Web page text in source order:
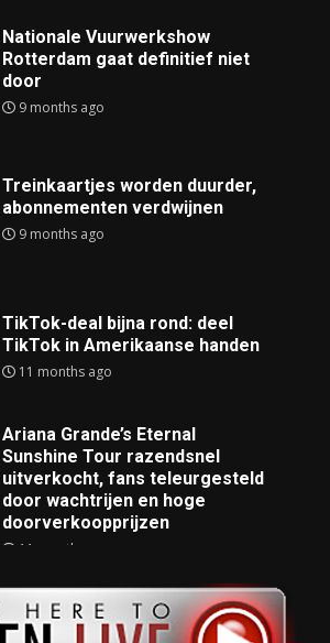
Nationale Vuurwerkshow
Rotterdam gaat definitief niet
door
9 months ago
Treinkaartjes worden duurder,
abonnementen verdwijnen
9 months ago
TikTok-deal bijna rond: deel
TikTok in Amerikaanse handen
11 months ago
Ariana Grande’s Eternal
Sunshine Tour razendsnel
uitverkocht, fans teleurgesteld
door wachtrijen en hoge
doorverkoopprijzen
11 months ago